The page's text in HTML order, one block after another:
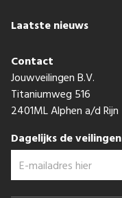
Laatste nieuws
Contact
Jouwveilingen B.V.
Titaniumweg 516
2401ML Alphen a/d Rijn
Dagelijks de